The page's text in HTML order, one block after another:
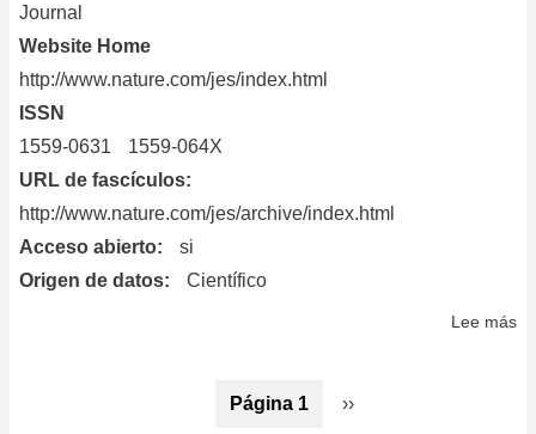
Journal
Website Home
http://www.nature.com/jes/index.html
ISSN
1559-0631
1559-064X
URL de fascículos
http://www.nature.com/jes/archive/index.html
Acceso abierto
si
Origen de datos
Científico
Lee más
Página 1
Siguiente
››